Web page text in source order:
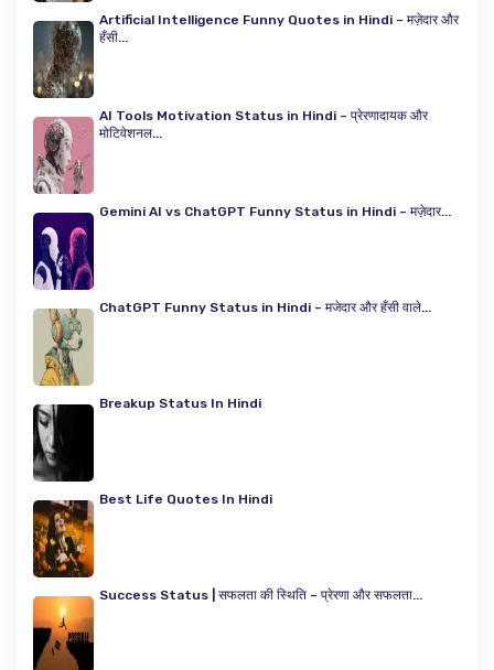
Artificial Intelligence Funny Quotes in Hindi – मज़ेदार और
हँसी...
AI Tools Motivation Status in Hindi – प्रेरणादायक और
मोटिवेशनल...
Gemini AI vs ChatGPT Funny Status in Hindi – मज़ेदार...
ChatGPT Funny Status in Hindi – मजेदार और हँसी वाले...
Breakup Status In Hindi
Best Life Quotes In Hindi
Success Status | सफलता की स्थिति – प्रेरणा और सफलता...